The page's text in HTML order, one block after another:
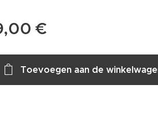
€
Toevoegen aan de